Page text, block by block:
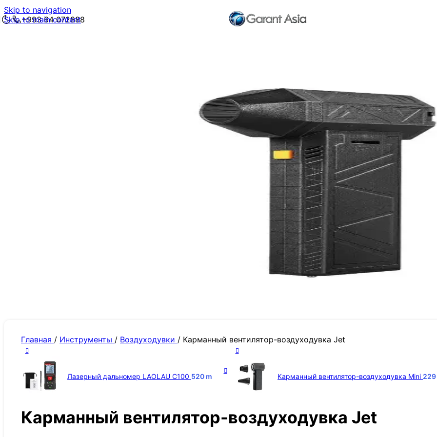
Skip to navigation
Skip to main content
+993 64 072888
Главная / Инструменты / Воздуходувки / Карманный вентилятор-воздуходувка Jet
Лазерный дальномер LAOLAU C100 520 m Карманный вентилятор-воздуходувка Mini 229
Карманный вентилятор-воздуходувка Jet